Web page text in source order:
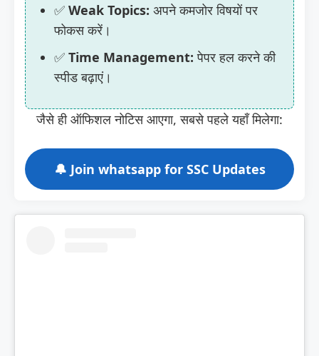
✅ Weak Topics: अपने कमजोर विषयों पर
फोकस करें।
✅ Time Management: पेपर हल करने की
स्पीड बढ़ाएं।
जैसे ही ऑफिशल नोटिस आएगा, सबसे पहले यहाँ मिलेगा:
🔔 Join whatsapp for SSC Updates